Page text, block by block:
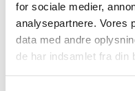
for sociale medier,
analysepartnere. Vores
data med andre
de har indsamlet fra din